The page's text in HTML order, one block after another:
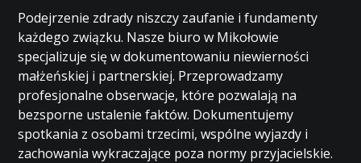
Podejrzenie zdrady niszczy zaufanie i fundamenty
każdego związku. Nasze biuro w Mikołowie
specjalizuje się w dokumentowaniu niewierności
małżeńskiej i partnerskiej. Przeprowadzamy
profesjonalne obserwacje, które pozwalają na
bezsporne ustalenie faktów. Dokumentujemy
spotkania z osobami trzecimi, wspólne wyjazdy i
zachowania wykraczające poza normy przyjacielskie.